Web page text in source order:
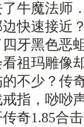
牛魔法师
快速接近
牙黑色恶
祖玛雕像
不少？传
指，唦唦
奇1.85合